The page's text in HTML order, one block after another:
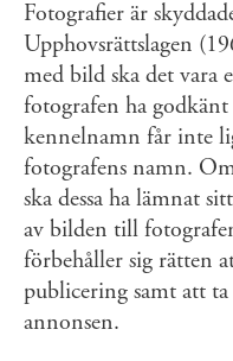
Fotografier är
Upphovsrättslagen
med bild ska det vara
fotografen ha
kennelnamn får inte
fotografens namn.
ska dessa ha lämnat
av bilden till
förbehåller sig rätten
publicering samt att
annonsen.